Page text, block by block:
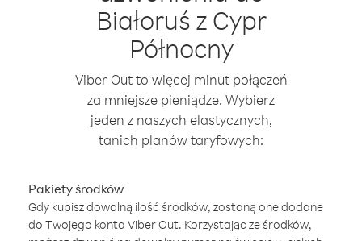
Białoruś z Cypr
Północny
Viber Out to więcej minut połączeń
za mniejsze pieniądze. Wybierz
jeden z naszych elastycznych,
tanich planów taryfowych:
Pakiety środków
Gdy kupisz dowolną ilość środków, zostaną one dodane
do Twojego konta Viber Out. Korzystając ze środków,